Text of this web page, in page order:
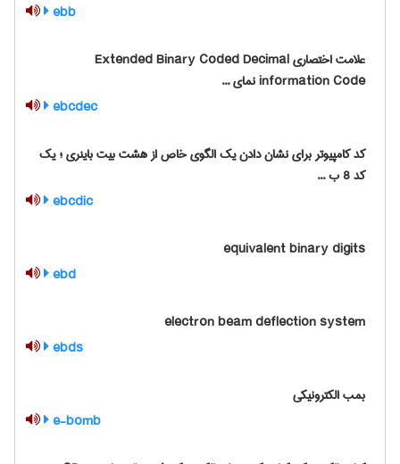
ebb
علامت اختصاری Extended Binary Coded Decimal
information Code نمای ...
ebcdec
کد کامپیوتر برای نشان دادن یک الگوی خاص از هشت بیت باینری ؛ یک
کد 8 ب ...
ebcdic
equivalent binary digits
ebd
electron beam deflection system
ebds
بمب الکترونیکی
e-bomb